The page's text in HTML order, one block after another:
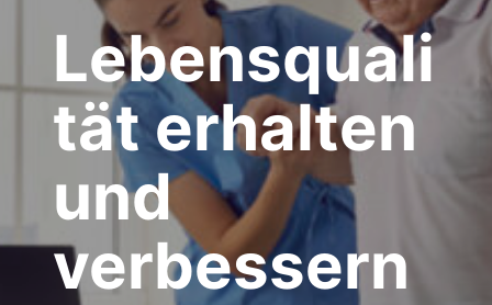
Lebensquali
tät erhalten
und
verbessern